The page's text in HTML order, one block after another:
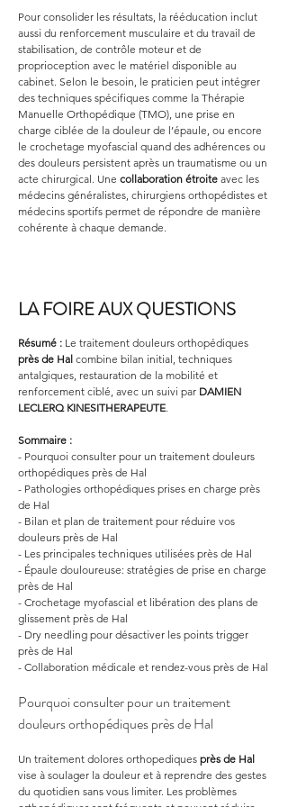
Pour consolider les résultats, la rééducation inclut
aussi du renforcement musculaire et du travail de
stabilisation, de contrôle moteur et de
proprioception avec le matériel disponible au
cabinet. Selon le besoin, le praticien peut intégrer
des techniques spécifiques comme la Thérapie
Manuelle Orthopédique (TMO), une prise en
charge ciblée de la douleur de l’épaule, ou encore
le crochetage myofascial quand des adhérences ou
des douleurs persistent après un traumatisme ou un
acte chirurgical. Une collaboration étroite avec les
médecins généralistes, chirurgiens orthopédistes et
médecins sportifs permet de répondre de manière
cohérente à chaque demande.
LA FOIRE AUX QUESTIONS
Résumé : Le traitement douleurs orthopédiques
près de Hal combine bilan initial, techniques
antalgiques, restauration de la mobilité et
renforcement ciblé, avec un suivi par DAMIEN
LECLERQ KINESITHERAPEUTE.
Sommaire :
- Pourquoi consulter pour un traitement douleurs
orthopédiques près de Hal
- Pathologies orthopédiques prises en charge près
de Hal
- Bilan et plan de traitement pour réduire vos
douleurs près de Hal
- Les principales techniques utilisées près de Hal
- Épaule douloureuse: stratégies de prise en charge
près de Hal
- Crochetage myofascial et libération des plans de
glissement près de Hal
- Dry needling pour désactiver les points trigger
près de Hal
- Collaboration médicale et rendez-vous près de Hal
Pourquoi consulter pour un traitement
douleurs orthopédiques près de Hal
Un traitement dolores orthopediques près de Hal
vise à soulager la douleur et à reprendre des gestes
du quotidien sans vous limiter. Les problèmes